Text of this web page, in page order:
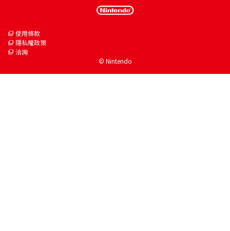
使用條款
隱私權政策
洽詢
© Nintendo